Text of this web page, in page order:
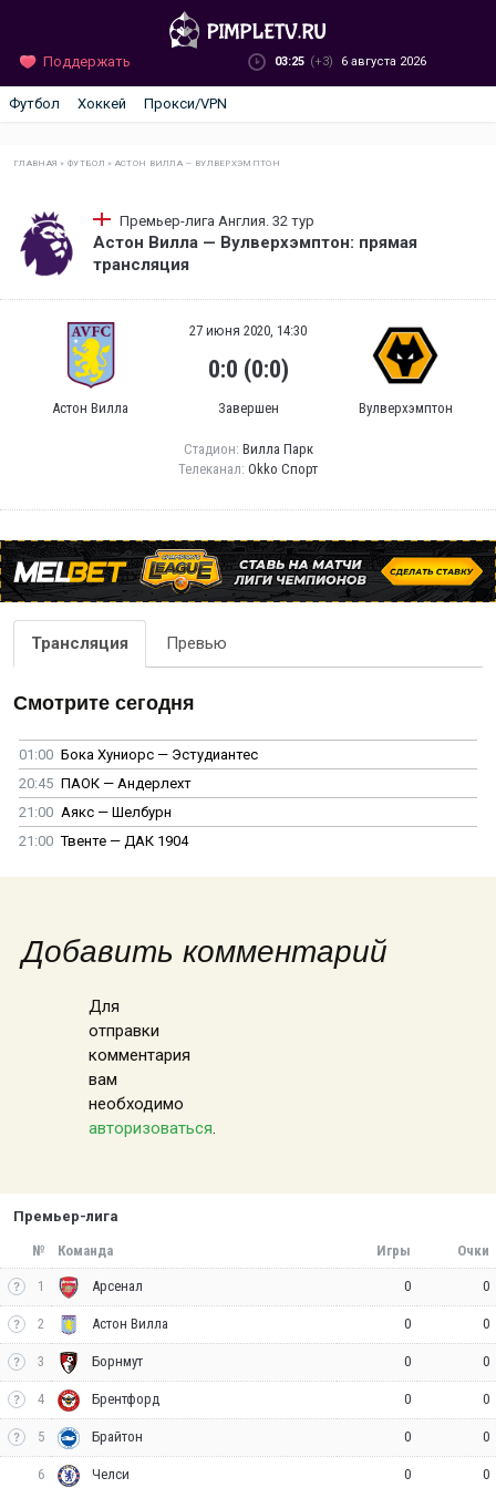
Поддержать 03:25 (+3) 6 августа 2026
Футбол Хоккей Прокси/VPN
ГЛАВНАЯ »ФУТБОЛ » АСТОН ВИЛЛА — ВУЛВЕРХЭМПТОН
Премьер-лига Англия. 32 тур
Астон Вилла — Вулверхэмптон: прямая
трансляция
Астон Вилла
27 июня 2020, 14:30
0:0 (0:0)
Завершен Вулверхэмптон
Стадион: Вилла Парк
Телеканал: Okko Спорт
Трансляция Превью
Смотрите сегодня
01:00 Бока Хуниорс — Эстудиантес
20:45 ПАОК — Андерлехт
21:00 Аякс — Шелбурн
21:00 Твенте — ДАК 1904
Добавить комментарий
Для
отправки
комментария
вам
необходимо
авторизоваться.
Премьер-лига
№ Команда Игры Очки
1 Арсенал 0 0
2 Астон Вилла 0 0
3 Борнмут 0 0
4 Брентфорд 0 0
5 Брайтон 0 0
6 Челси 0 0